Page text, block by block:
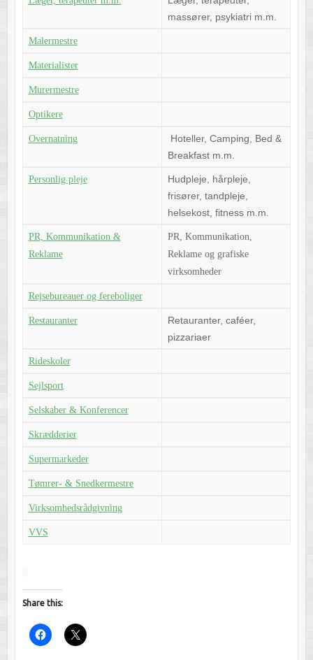
massører, psykiatri m.m.
Malermestre
Materialister
Murermestre
Optikere
Overnatning
Hoteller, Camping, Bed &
Breakfast m.m.
Personlig pleje
Hudpleje, hårpleje,
frisører, tandpleje,
helsekost, fitness m.m.
PR, Kommunikation &
Reklame
PR, Kommunikation,
Reklame og grafiske
virksomheder
Rejsebureauer og fereboliger
Restauranter
Retauranter, caféer,
pizzariaer
Rideskoler
Sejlsport
Selskaber & Konferencer
Skrædderier
Supermarkeder
Tømrer- & Snedkermestre
Virksomhedsrådgivning
VVS
Share this: